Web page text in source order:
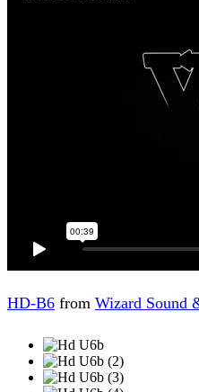
HD-B6 from Wizard Sound